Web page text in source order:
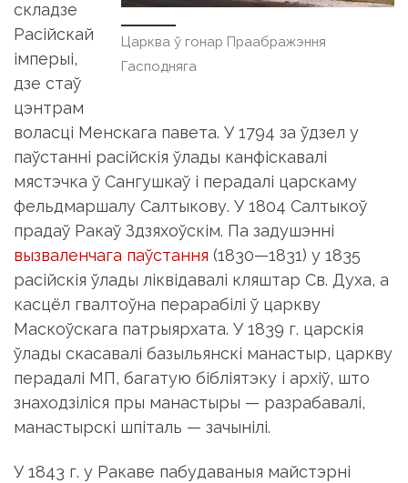
Царква ў гонар Праабражэння
Гасподняга
складзе
Расійскай
імперыі,
дзе стаў
цэнтрам
воласці Менскага павета. У 1794 за ўдзел у
паўстанні расійскія ўлады канфіскавалі
мястэчка ў Сангушкаў і перадалі царскаму
фельдмаршалу Салтыкову. У 1804 Салтыкоў
прадаў Ракаў Здзяхоўскім. Па задушэнні
вызваленчага паўстання (1830—1831) у 1835
расійскія ўлады ліквідавалі кляштар Св. Духа, а
касцёл гвалтоўна перарабілі ў царкву
Маскоўскага патрыярхата. У 1839 г. царскія
ўлады скасавалі базыльянскі манастыр, царкву
перадалі МП, багатую бібліятэку і архіў, што
знаходзіліся пры манастыры — разрабавалі,
манастырскі шпіталь — зачынілі.
У 1843 г. у Ракаве пабудаваныя майстэрні